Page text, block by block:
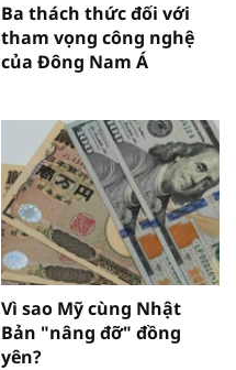
Ba thách thức đối với
tham vọng công nghệ
của Đông Nam Á
Vì sao Mỹ cùng Nhật
Bản "nâng đỡ" đồng
yên?